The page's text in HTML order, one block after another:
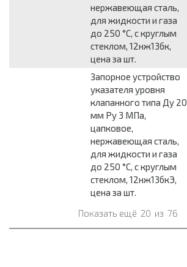
нержавеющая сталь,
для жидкости и газа
до 250 °С, с круглым
стеклом, 12нж13бк,
цена за шт.
Запорное устройство
указателя уровня
клапанного типа Ду 20
мм Pу 3 МПа,
цапковое,
нержавеющая сталь,
для жидкости и газа
до 250 °С, с круглым
стеклом, 12нж13бкЭ,
цена за шт.
Показать ещё 20 из 76